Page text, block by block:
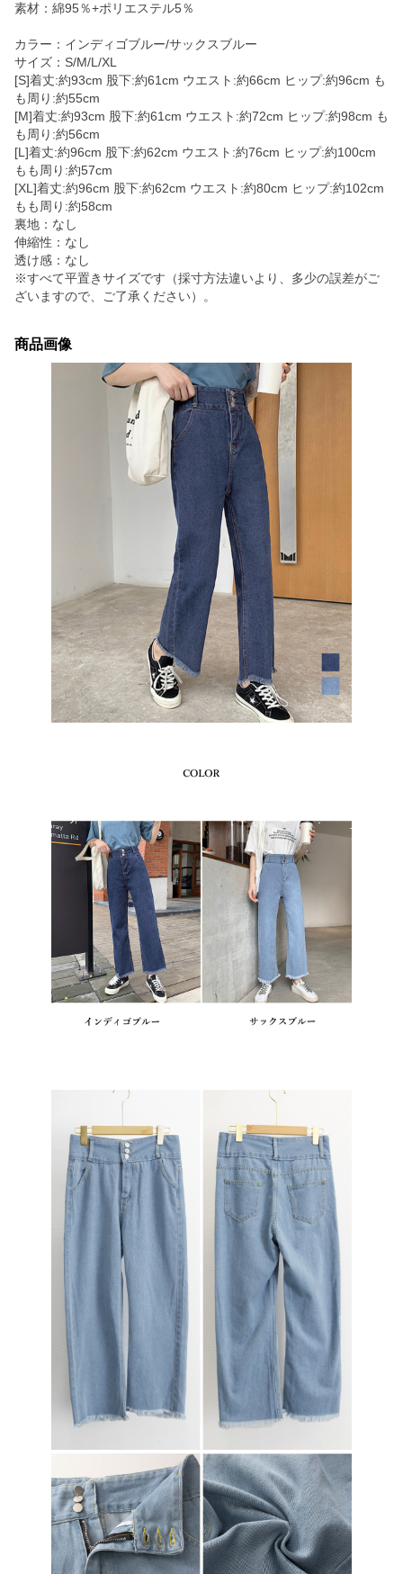
素材：綿95％+ポリエステル5％
カラー：インディゴブルー/サックスブルー
サイズ：S/M/L/XL
[S]着丈:約93cm 股下:約61cm ウエスト:約66cm ヒップ:約96cm も
も周り:約55cm
[M]着丈:約93cm 股下:約61cm ウエスト:約72cm ヒップ:約98cm も
も周り:約56cm
[L]着丈:約96cm 股下:約62cm ウエスト:約76cm ヒップ:約100cm
もも周り:約57cm
[XL]着丈:約96cm 股下:約62cm ウエスト:約80cm ヒップ:約102cm
もも周り:約58cm
裏地：なし
伸縮性：なし
透け感：なし
※すべて平置きサイズです（採寸方法違いより、多少の誤差がご
ざいますので、ご了承ください）。
商品画像